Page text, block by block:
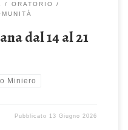
ORATORIO
dal 14 al 21
Miniero
Pubblicato 13 Giugno 2026